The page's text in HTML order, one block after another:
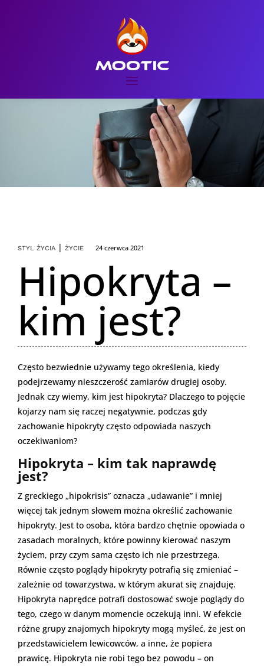
STYL ŻYCIA | ŻYCIE 24 czerwca 2021
Hipokryta –
kim jest?
Często bezwiednie używamy tego określenia, kiedy
podejrzewamy nieszczerość zamiarów drugiej osoby.
Jednak czy wiemy, kim jest hipokryta? Dlaczego to pojęcie
kojarzy nam się raczej negatywnie, podczas gdy
zachowanie hipokryty często odpowiada naszych
oczekiwaniom?
Hipokryta – kim tak naprawdę
jest?
Z greckiego „hipokrisis” oznacza „udawanie” i mniej
więcej tak jednym słowem można określić zachowanie
hipokryty. Jest to osoba, która bardzo chętnie opowiada o
zasadach moralnych, które powinny kierować naszym
życiem, przy czym sama często ich nie przestrzega.
Równie często poglądy hipokryty potrafią się zmieniać –
zależnie od towarzystwa, w którym akurat się znajduję.
Hipokryta naprędce potrafi dostosować swoje poglądy do
tego, czego w danym momencie oczekują inni. W efekcie
różne grupy znajomych hipokryty mogą myśleć, że jest on
przedstawicielem lewicowców, a inne, że popiera
prawicę. Hipokryta nie robi tego bez powodu – on